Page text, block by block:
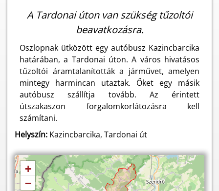
A Tardonai úton van szükség tűzoltói
beavatkozásra.
Oszlopnak ütközött egy autóbusz Kazincbarcika
határában, a Tardonai úton. A város hivatásos
tűzoltói áramtalanították a járművet, amelyen
mintegy harmincan utaztak. Őket egy másik
autóbusz szállítja tovább. Az érintett
útszakaszon forgalomkorlátozásra kell
számítani.
Helyszín: Kazincbarcika, Tardonai út
+
−